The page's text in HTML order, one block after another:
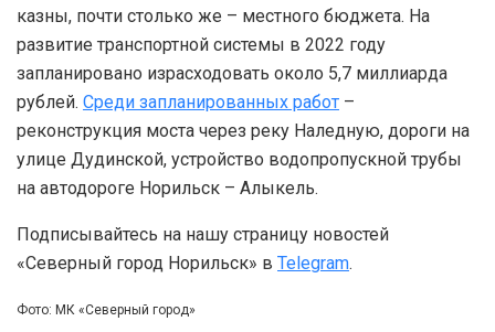
казны, почти столько же – местного бюджета. На
развитие транспортной системы в 2022 году
запланировано израсходовать около 5,7 миллиарда
рублей. Среди запланированных работ –
реконструкция моста через реку Наледную, дороги на
улице Дудинской, устройство водопропускной трубы
на автодороге Норильск – Алыкель.
Подписывайтесь на нашу страницу новостей
«Северный город Норильск» в Telegram.
Фото: МК «Северный город»